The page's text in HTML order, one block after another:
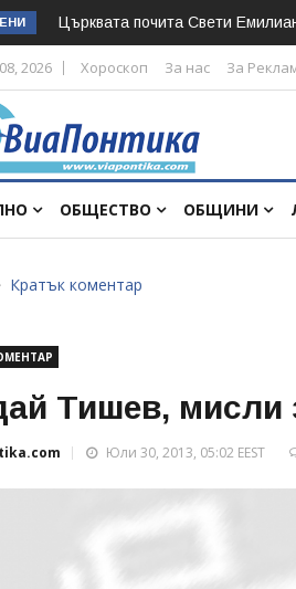
Църквата почита Свeти
2026 Хороскоп За нас За
ОБЩЕСТВО ОБЩИНИ
Кратък коментар
Тишев, мисли
Юли 30, 2013, 05:02 EEST